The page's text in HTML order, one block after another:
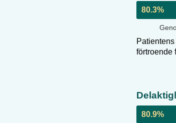
80.3%
förtroende
80.9%